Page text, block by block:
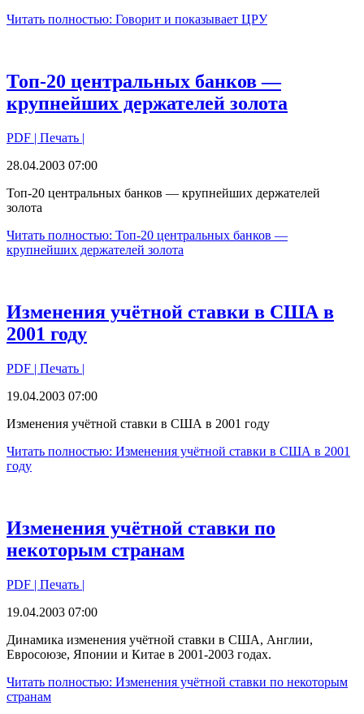
Читать полностью: Говорит и показывает ЦРУ
Топ-20 центральных банков —
крупнейших держателей золота
PDF | Печать |
28.04.2003 07:00
Топ-20 центральных банков — крупнейших держателей
золота
Читать полностью: Топ-20 центральных банков —
крупнейших держателей золота
Изменения учётной ставки в США в
2001 году
PDF | Печать |
19.04.2003 07:00
Изменения учётной ставки в США в 2001 году
Читать полностью: Изменения учётной ставки в США в 2001
году
Изменения учётной ставки по
некоторым странам
PDF | Печать |
19.04.2003 07:00
Динамика изменения учётной ставки в США, Англии,
Евросоюзе, Японии и Китае в 2001-2003 годах.
Читать полностью: Изменения учётной ставки по некоторым
странам